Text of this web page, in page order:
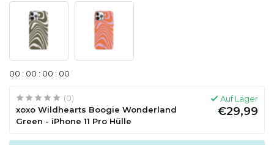
00 : 00 : 00 : 00
(0)
xoxo Wildhearts Boogie Wonderland
Green - iPhone 11 Pro Hülle
Auf Lager
€29,99